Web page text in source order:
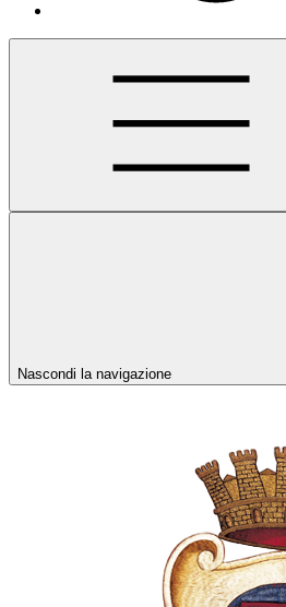
Nascondi la navigazione